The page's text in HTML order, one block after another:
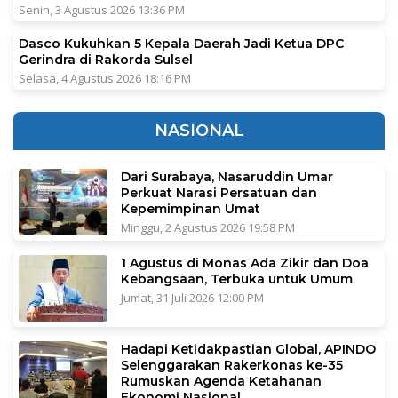
Senin, 3 Agustus 2026 13:36 PM
Dasco Kukuhkan 5 Kepala Daerah Jadi Ketua DPC
Gerindra di Rakorda Sulsel
Selasa, 4 Agustus 2026 18:16 PM
NASIONAL
Dari Surabaya, Nasaruddin Umar
Perkuat Narasi Persatuan dan
Kepemimpinan Umat
Minggu, 2 Agustus 2026 19:58 PM
1 Agustus di Monas Ada Zikir dan Doa
Kebangsaan, Terbuka untuk Umum
Jumat, 31 Juli 2026 12:00 PM
Hadapi Ketidakpastian Global, APINDO
Selenggarakan Rakerkonas ke-35
Rumuskan Agenda Ketahanan